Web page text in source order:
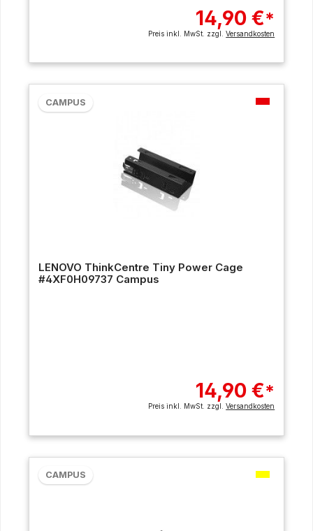
14,90 €*
Preis inkl. MwSt. zzgl.Versandkosten
CAMPUS
LENOVO ThinkCentre Tiny Power Cage
#4XF0H09737 Campus
14,90 €*
Preis inkl. MwSt. zzgl.Versandkosten
CAMPUS